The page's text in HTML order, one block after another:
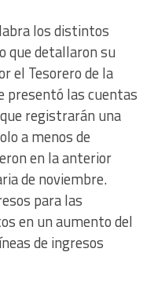
los distintos
que detallaron su
el Tesorero de la
presentó las cuentas
registrarán una
a menos de
en la anterior
de noviembre.
para las
en un aumento del
de ingresos